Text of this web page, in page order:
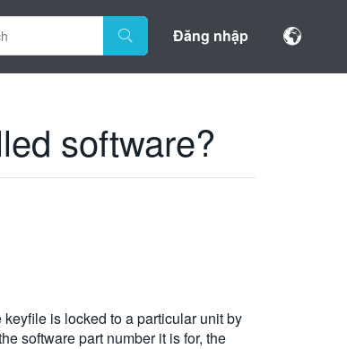
Đăng nhập
software?
is locked to a particular unit by
software part number it is for, the